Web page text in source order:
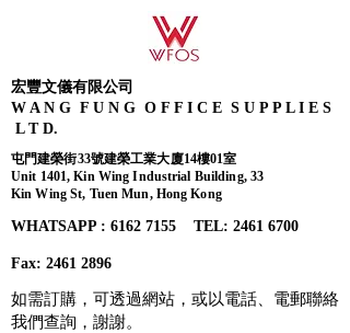
宏豐文儀有限公司
W A N G F U N G O F F I C E S U P P L I E S
L T D.
屯門建榮街33號建榮工業大廈14樓01室
Unit 1401, Kin Wing Industrial Building, 33
Kin Wing St, Tuen Mun, Hong Kong
WHATSAPP : 6162 7155​ TEL: 2461 6700
Fax: 2461 2896
如需訂購，可透過網站，或以電話、電郵聯絡
我們查詢， 謝謝。